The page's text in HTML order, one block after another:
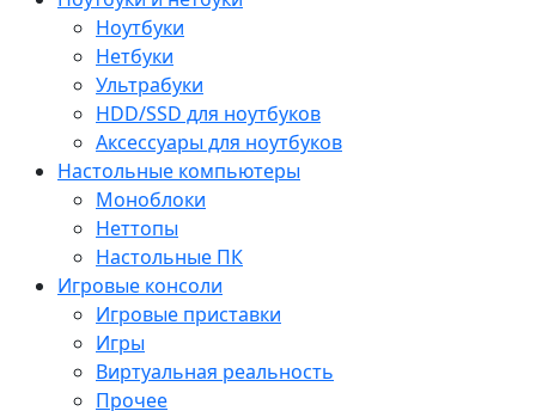
Ноутбуки
Нетбуки
Ультрабуки
HDD/SSD для ноутбуков
Аксессуары для ноутбуков
Настольные компьютеры
Моноблоки
Неттопы
Настольные ПК
Игровые консоли
Игровые приставки
Игры
Виртуальная реальность
Прочее